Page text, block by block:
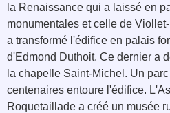
la Renaissance qui a laissé en
monumentales et celle de
a transformé l'édifice en palais
d'Edmond Duthoit. Ce dernier a
la chapelle Saint-Michel. Un
centenaires entoure l'édifice.
Roquetaillade a créé un musée